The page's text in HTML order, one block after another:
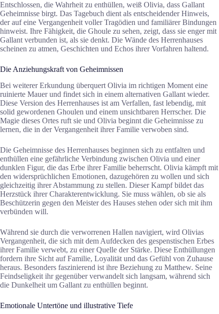
Entschlossen, die Wahrheit zu enthüllen, weiß Olivia, dass Gallant
Geheimnisse birgt. Das Tagebuch dient als entscheidender Hinweis,
der auf eine Vergangenheit voller Tragödien und familiärer Bindungen
hinweist. Ihre Fähigkeit, die Ghoule zu sehen, zeigt, dass sie enger mit
Gallant verbunden ist, als sie denkt. Die Wände des Herrenhauses
scheinen zu atmen, Geschichten und Echos ihrer Vorfahren haltend.
Die Anziehungskraft von Geheimnissen
Bei weiterer Erkundung überquert Olivia im richtigen Moment eine
ruinierte Mauer und findet sich in einem alternativen Gallant wieder.
Diese Version des Herrenhauses ist am Verfallen, fast lebendig, mit
solid gewordenen Ghoulen und einem unsichtbaren Herrscher. Die
Magie dieses Ortes ruft sie und Olivia beginnt die Geheimnisse zu
lernen, die in der Vergangenheit ihrer Familie verwoben sind.
Die Geheimnisse des Herrenhauses beginnen sich zu entfalten und
enthüllen eine gefährliche Verbindung zwischen Olivia und einer
dunklen Figur, die das Erbe ihrer Familie beherrscht. Olivia kämpft mit
den widersprüchlichen Emotionen, dazugehören zu wollen und sich
gleichzeitig ihrer Abstammung zu stellen. Dieser Kampf bildet das
Herzstück ihrer Charakterentwicklung. Sie muss wählen, ob sie als
Beschützerin gegen den Meister des Hauses stehen oder sich mit ihm
verbünden will.
Während sie durch die verworrenen Hallen navigiert, wird Olivias
Vergangenheit, die sich mit dem Aufdecken des gespenstischen Erbes
ihrer Familie verwebt, zu einer Quelle der Stärke. Diese Enthüllungen
fordern ihre Sicht auf Familie, Loyalität und das Gefühl von Zuhause
heraus. Besonders faszinierend ist ihre Beziehung zu Matthew. Seine
Feindseligkeit ihr gegenüber verwandelt sich langsam, während sich
die Dunkelheit um Gallant zu enthüllen beginnt.
Emotionale Untertöne und illustrative Tiefe